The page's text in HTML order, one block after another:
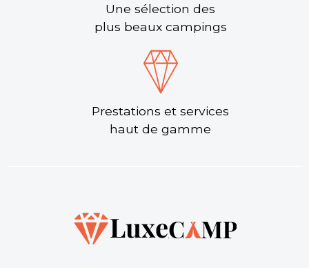
Une sélection des
plus beaux campings
Prestations et services
haut de gamme